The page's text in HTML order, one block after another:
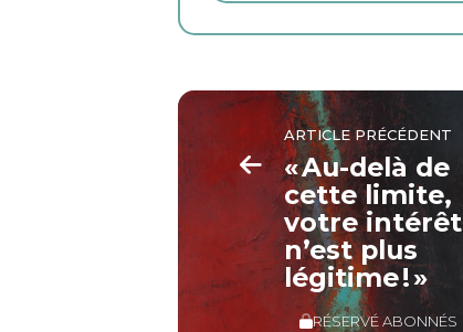
ARTICLE PRÉCÉDENT
« Au-delà de
cette limite,
votre intérêt
n’est plus
légitime ! »
RÉSERVÉ ABONNÉS